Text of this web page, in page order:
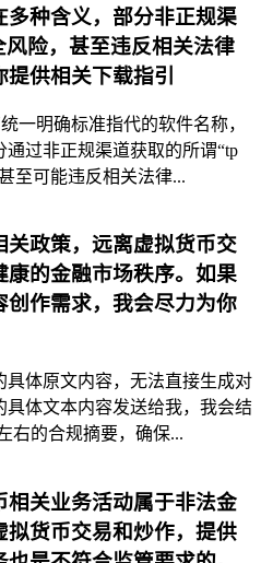
种含义，部分非正规渠
险，甚至违反相关法律
供相关下载指引
一明确标准指代的软件名称，
过非正规渠道获取的所谓“tp
至可能违反相关法律...
政策，远离虚拟货币交
的金融市场秩序。如果
作需求，我会尽力为你
体原文内容，无法直接生成对
体文本内容发送给我，我会结
右的合规摘要，确保...
相关业务活动属于非法金
拟货币交易和炒作，提供